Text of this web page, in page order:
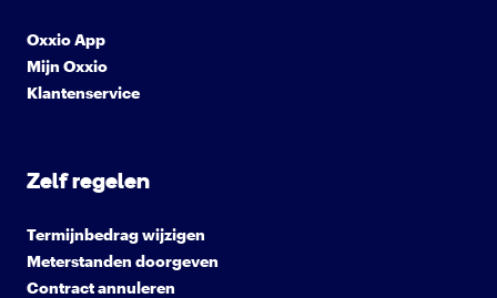
Oxxio App
Mijn Oxxio
Klantenservice
Zelf regelen
Termijnbedrag wijzigen
Meterstanden doorgeven
Contract annuleren